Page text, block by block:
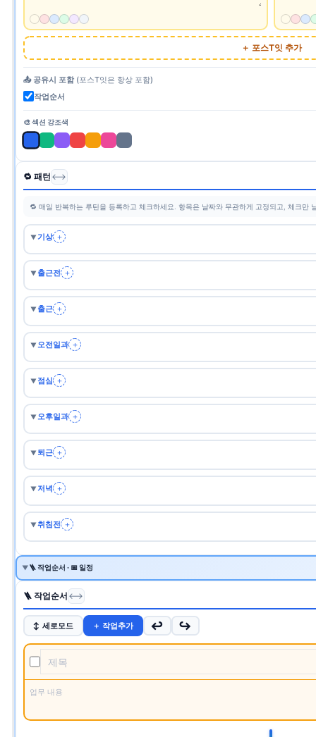
＋ 포스T잇 추가
📤 공유시 포함 (포스T잇은 항상 포함)
작업순서
🎨 섹션 강조색
🔁 패턴 ⟷
🔁 매일 반복하는 루틴을 등록하고 체크하세요. 항목은 날짜와 무관하게 고정되고, 체크만
▼기상 ＋
▼출근전 ＋
▼출근 ＋
▼오전일과 ＋
▼점심 ＋
▼오후일과 ＋
▼퇴근 ＋
▼저녁 ＋
▼취침전 ＋
▼🪜 작업순서 · 📅 일정
🪜 작업순서 ⟷
↕ 세로모드 ＋ 작업추가 ↩ ↪